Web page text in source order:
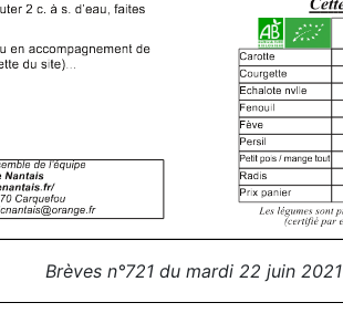
Brèves n°721 du mardi 22 juin 2021